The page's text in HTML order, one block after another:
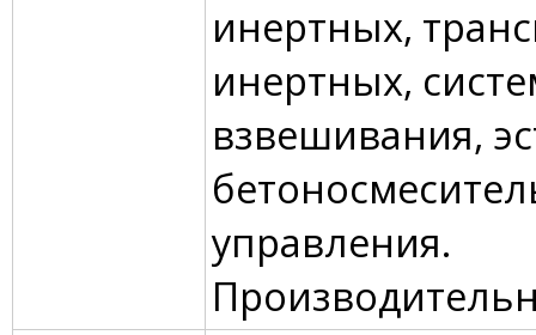
инертных,
инертных,
взвешивания,
управления.